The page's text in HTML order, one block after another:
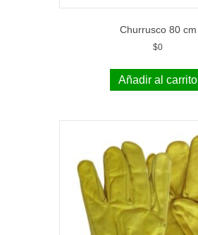
Churrusco 80 cm
$0
Añadir al carrito